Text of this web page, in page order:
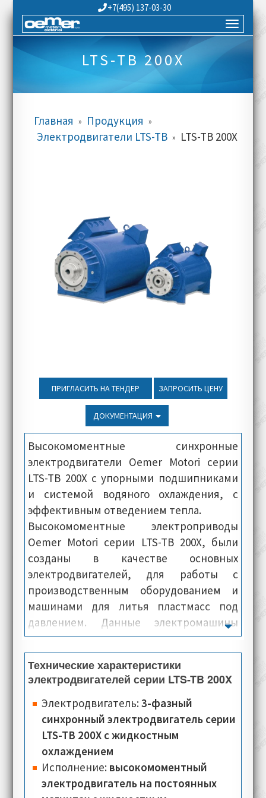
+7(495) 137-03-30
LTS-TB 200X
Главная » Продукция »
Электродвигатели LTS-TB » LTS-TB 200X
ПРИГЛАСИТЬ НА ТЕНДЕР ЗАПРОСИТЬ ЦЕНУ
ДОКУМЕНТАЦИЯ
Высокомоментные синхронные
электродвигатели Oemer Motori серии
LTS-TB 200X с упорными подшипниками
и системой водяного охлаждения, с
эффективным отведением тепла.
Высокомоментные электроприводы
Oemer Motori серии LTS-TB 200X, были
созданы в качестве основных
электродвигателей, для работы с
производственным оборудованием и
машинами для литья пластмасс под
давлением. Данные электромашины
имеют высокий крутящий момент,
максимальную скорость и высокую
точность позиционирования,
минимальный уровень шума.
Электродвигатели данной серии, уже на
местах можно быстро и легко
интегрировать в производственные
процессы, непосредственно на самих
предприятиях. Как правило,
электроприводы данной серии, с завода
Технические характеристики
электродвигателей серии LTS-TB 200X
Электродвигатель:3-фазный
синхронный электродвигатель серии
LTS-TB 200X с жидкостным
охлаждением
Исполнение: высокомоментный
электродвигатель на постоянных